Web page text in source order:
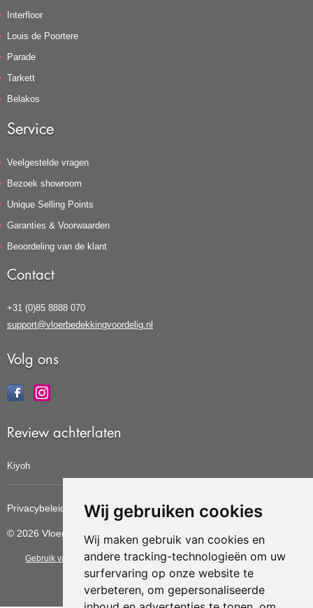
Wij gebruiken cookies
Wij maken gebruik van cookies en
andere tracking-technologieën om uw
surfervaring op onze website te
verbeteren, om gepersonaliseerde
Interfloor
Louis de Poortere
Parade
Tarkett
Belakos
Service
Veelgestelde vragen
Bezoek showroom
Unique Selling Points
Garanties & Voorwaarden
Beoordeling van de klant
Contact
+31 (0)85 8888 070
support@vloerbedekkingvoordelig.nl
Volg ons
Review achterlaten
Kiyoh
Privacybeleid Cookiebeleid Update cookies voorkeuren
© 2026 Vloerbedekkingvoordelig
Gebruik van deze site betekent dat u dealgemene voorwaarden van CBW